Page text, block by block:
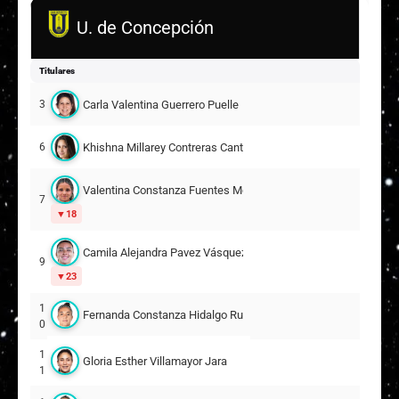
U. de Concepción
Titulares
3 Carla Valentina Guerrero Puelle
6 Khishna Millarey Contreras Cantero
7
Valentina Constanza Fuentes Morales
18
9
Camila Alejandra Pavez Vásquez
23
1
0
Fernanda Constanza Hidalgo Rubilar
1
1
Gloria Esther Villamayor Jara